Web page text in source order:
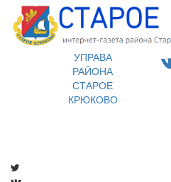
УПРАВА
РАЙОНА
СТАРОЕ
КРЮКОВО